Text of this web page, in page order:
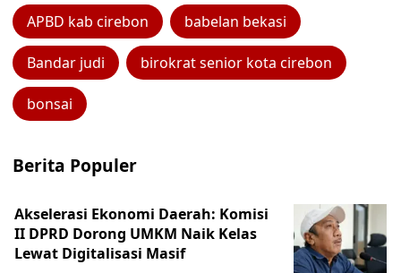
APBD kab cirebon babelan bekasi
Bandar judi birokrat senior kota cirebon
bonsai
Berita Populer
Akselerasi Ekonomi Daerah: Komisi
II DPRD Dorong UMKM Naik Kelas
Lewat Digitalisasi Masif